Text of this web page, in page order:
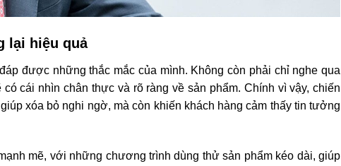
lại hiệu quả
được những thắc mắc của mình. Không còn phải chỉ nghe qua
cái nhìn chân thực và rõ ràng về sản phẩm. Chính vì vậy, chiến
xóa bỏ nghi ngờ, mà còn khiến khách hàng cảm thấy tin tưởng
mẽ, với những chương trình dùng thử sản phẩm kéo dài, giúp